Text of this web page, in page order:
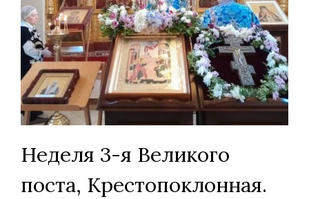
Неделя 3-я Великого
поста, Крестопоклонная.